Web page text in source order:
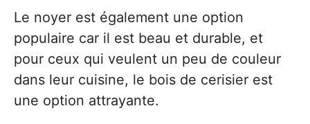
Le noyer est également une option
populaire car il est beau et durable, et
pour ceux qui veulent un peu de couleur
dans leur cuisine, le bois de cerisier est
une option attrayante.